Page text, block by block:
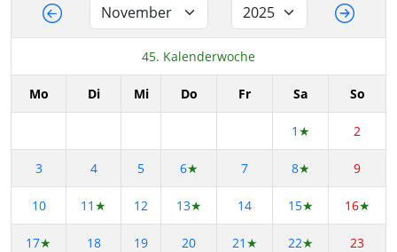
45. Kalenderwoche
Mo Di Mi Do Fr Sa So
1 ★ 2
3 4 5 6★ 7 8★ 9
10 11 ★ 12 13★ 14 15★ 16★
17★ 18 19 20 21 ★ 22★ 23